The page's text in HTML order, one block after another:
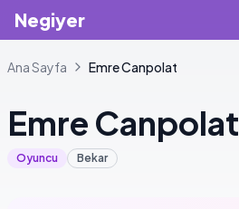
Negiyer
Ana Sayfa EmreCanpolat
Emre Canpolat
Oyuncu Bekar